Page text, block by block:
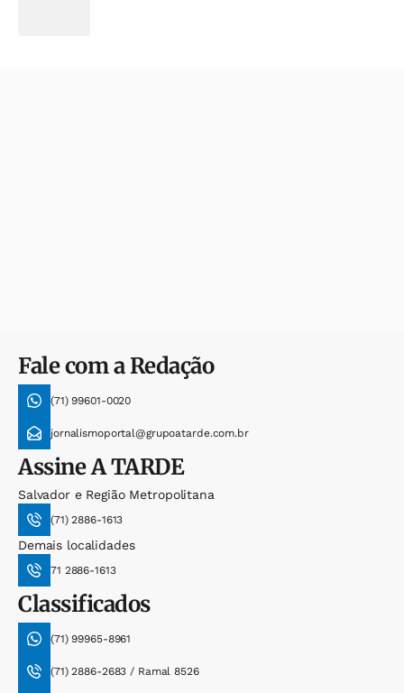
Fale com a Redação
(71) 99601-0020
jornalismoportal@grupoatarde.com.br
AssineA TARDE
Salvador e Região Metropolitana
(71) 2886-1613
Demais localidades
71 2886-1613
Classificados
(71) 99965-8961
(71) 2886-2683 / Ramal 8526